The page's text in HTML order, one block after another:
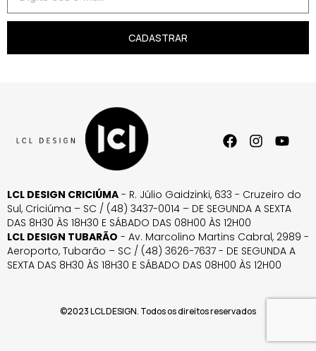
CADASTRAR
LCL DESIGN CRICIÚMA - R. Júlio Gaidzinki, 633 - Cruzeiro do
Sul, Criciúma – SC / (48) 3437-0014 – DE SEGUNDA A SEXTA
DAS 8H30 ÀS 18H30 E SÁBADO DAS 08H00 ÀS 12H00
LCL DESIGN TUBARÃO - Av. Marcolino Martins Cabral, 2989 -
Aeroporto, Tubarão – SC / (48) 3626-7637 - DE SEGUNDA A
SEXTA DAS 8H30 ÀS 18H30 E SÁBADO DAS 08H00 ÀS 12H00
©2023 LCL DESIGN. Todos os direitos reservados